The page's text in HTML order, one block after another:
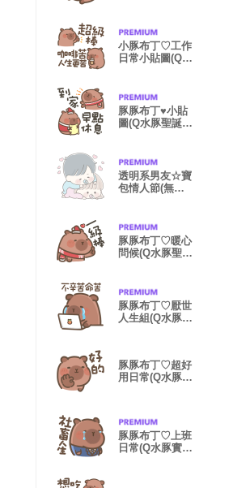
小豚布丁♡工作
日常小貼圖(Q水
豚豚布丁♥小貼
圖(Q水豚聖誕
透明系男友☆寶
包情人節(無字
豚豚布丁♡暖心
問候(Q水豚聖誕
豚豚布丁♡厭世
人生組(Q水豚萬
豚豚布丁♡超好
用日常(Q水豚實
豚豚布丁♡上班
日常(Q水豚實用